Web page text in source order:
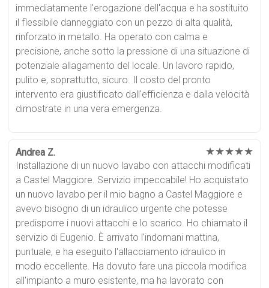
immediatamente l'erogazione dell'acqua e ha sostituito
il flessibile danneggiato con un pezzo di alta qualità,
rinforzato in metallo. Ha operato con calma e
precisione, anche sotto la pressione di una situazione di
potenziale allagamento del locale. Un lavoro rapido,
pulito e, soprattutto, sicuro. Il costo del pronto
intervento era giustificato dall'efficienza e dalla velocità
dimostrate in una vera emergenza.
Andrea Z. ★★★★★
Installazione di un nuovo lavabo con attacchi modificati
a Castel Maggiore. Servizio impeccabile! Ho acquistato
un nuovo lavabo per il mio bagno a Castel Maggiore e
avevo bisogno di un idraulico urgente che potesse
predisporre i nuovi attacchi e lo scarico. Ho chiamato il
servizio di Eugenio. È arrivato l'indomani mattina,
puntuale, e ha eseguito l'allacciamento idraulico in
modo eccellente. Ha dovuto fare una piccola modifica
all'impianto a muro esistente, ma ha lavorato con